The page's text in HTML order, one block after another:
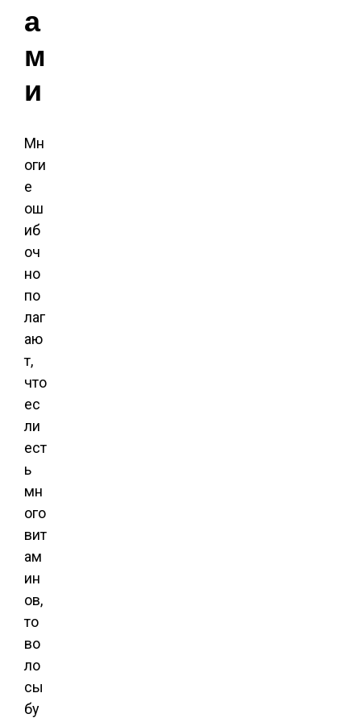
а
м
и
Мн
оги
е
ош
иб
оч
но
по
лаг
аю
т,
что
ес
ли
ест
ь
мн
ого
вит
ам
ин
ов,
то
во
ло
сы
бу